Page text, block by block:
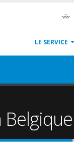
LE SERVICE